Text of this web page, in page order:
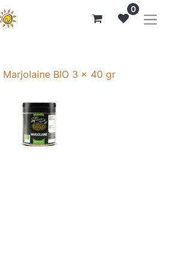
0
Marjolaine BIO 3 x 40 gr